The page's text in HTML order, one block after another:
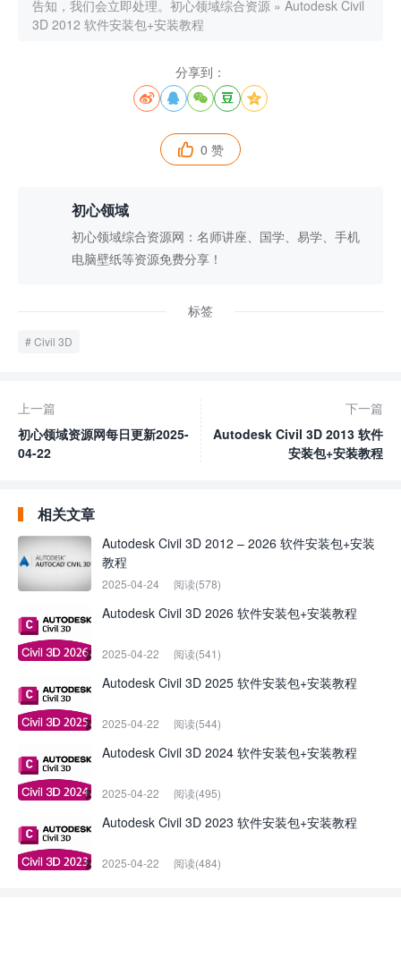
告知，我们会立即处理。 初心领域综合资源 » Autodesk Civil
3D 2012 软件安装包+安装教程
分享到：
    
 0 赞
初心领域
初心领域综合资源网：名师讲座、国学、易学、手机
电脑壁纸等资源免费分享！
标签
Civil 3D
上一篇
初心领域资源网每日更新2025-
04-22
下一篇
Autodesk Civil 3D 2013 软件
安装包+安装教程
相关文章
Autodesk Civil 3D 2012 – 2026 软件安装包+安装
教程
2025-04-24 阅读(578)
Autodesk Civil 3D 2026 软件安装包+安装教程
2025-04-22 阅读(541)
Autodesk Civil 3D 2025 软件安装包+安装教程
2025-04-22 阅读(544)
Autodesk Civil 3D 2024 软件安装包+安装教程
2025-04-22 阅读(495)
Autodesk Civil 3D 2023 软件安装包+安装教程
2025-04-22 阅读(484)